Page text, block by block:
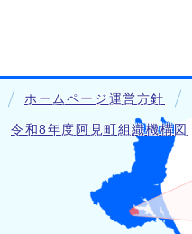
ホームページ運営方針
令和8年度阿見町組織機構図